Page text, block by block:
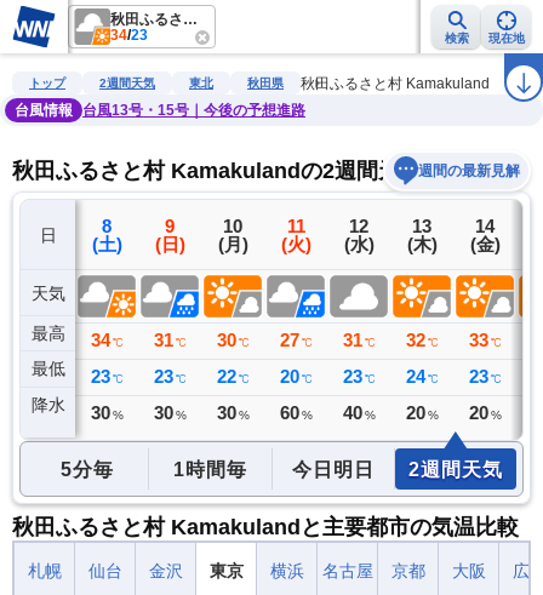
秋田ふるさと村 Kamakuland
34/23 検索 現在地
雨雲レーダー 台風情報 地震情報 警報・注意報 2週間天気 ラ
トップ 2週間天気 東北 秋田県
秋田ふるさと村 Kamakuland
台風情報
台風13号・15号｜今後の予想進路
秋田ふるさと村 Kamakulandの2週間天気予報週間の最新見解
日
天気
最高
最低
降水
7
(金)
35 ℃
24 ℃
0 ミリ
8
(土)
34 ℃
23 ℃
30 %
9
(日)
31 ℃
23 ℃
30 %
10
(月)
30 ℃
22 ℃
30 %
11
(火)
27 ℃
20 ℃
60 %
12
(水)
31 ℃
23 ℃
40 %
13
(木)
32 ℃
24 ℃
20 %
14
(金)
33 ℃
23 ℃
20 %
5分毎 1時間毎 今日明日 2週間天気
秋田ふるさと村 Kamakulandと主要都市の気温比較
札幌 仙台 金沢 東京 横浜 名古屋 京都 大阪 広